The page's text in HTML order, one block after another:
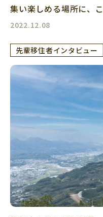
集い楽しめる場所に、
2022.12.08
先輩移住者インタビュー